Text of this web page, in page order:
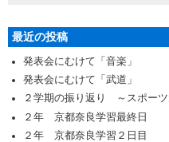
最近の投稿
発表会にむけて「音楽」
発表会にむけて「武道」
２学期の振り返り ～スポーツ
２年 京都奈良学習最終日
２年 京都奈良学習２日目